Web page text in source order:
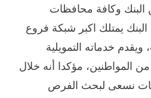
البنك وكافة محافظات
البنك يمتلك اكبر شبكة فروع
خدماته التمويلية
المواطنين، مؤكدا أنه خلال
نسعى لبحث الفرص